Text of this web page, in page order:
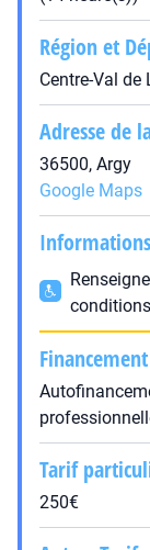
Région et
Centre-Val de
Adresse de
36500, Argy
Google Maps
Financement
Tarif
250€